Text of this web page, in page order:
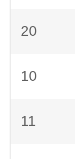
20
10
11